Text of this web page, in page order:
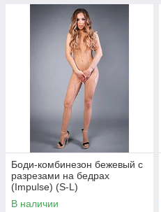
Боди-комбинезон бежевый с
разрезами на бедрах
(Impulse) (S-L)
В наличии